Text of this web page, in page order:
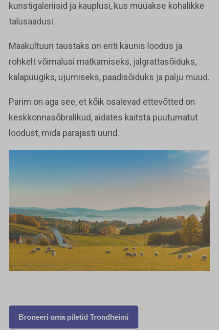
kunstigaleriisid ja kauplusi, kus müüakse kohalikke
talusaadusi.
Maakultuuri taustaks on eriti kaunis loodus ja
rohkelt võimalusi matkamiseks, jalgrattasõiduks,
kalapüügiks, ujumiseks, paadisõiduks ja palju muud.
Parim on aga see, et kõik osalevad ettevõtted on
keskkonnasõbralikud, aidates kaitsta puutumatut
loodust, mida parajasti uurid.
Broneeri oma piletid Trondheimi